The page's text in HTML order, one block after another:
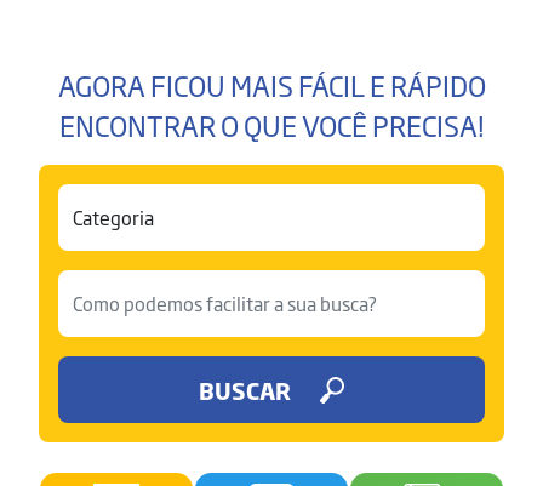
AGORA FICOU MAIS FÁCIL E RÁPIDO
ENCONTRAR O QUE VOCÊ PRECISA!
BUSCAR